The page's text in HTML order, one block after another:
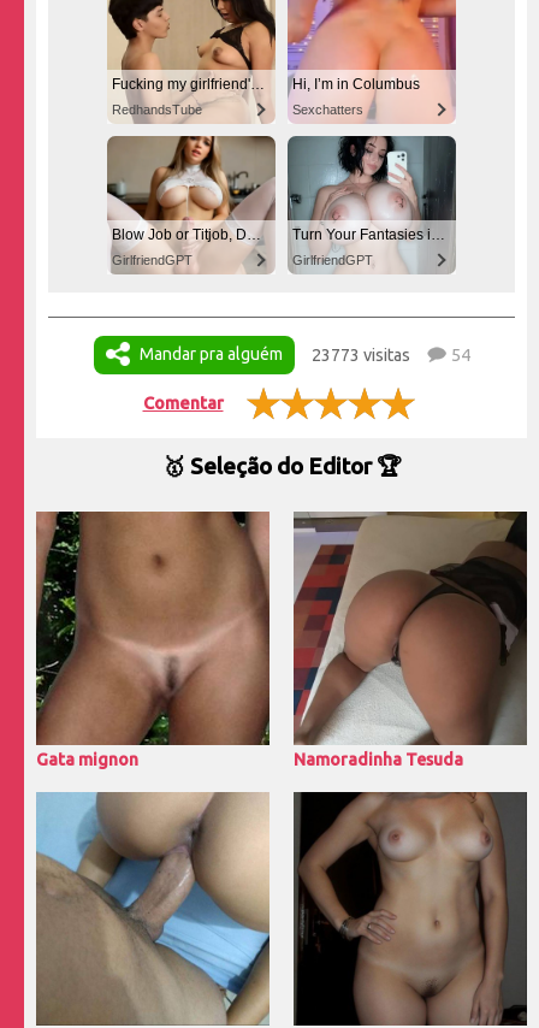
Fucking my girlfriend's hot mommy by mistake
RedhandsTube
Hi, I’m in Columbus
Sexchatters
Blow Job or Titjob, Deepthroat or Spreading Pussy
GirlfriendGPT
Turn Your Fantasies into Reality on GirlfriendGPT
GirlfriendGPT
Mandar pra alguém 23773 visitas 54
Comentar
🥇 Seleção do Editor 🏆
Gata mignon Namoradinha Tesuda